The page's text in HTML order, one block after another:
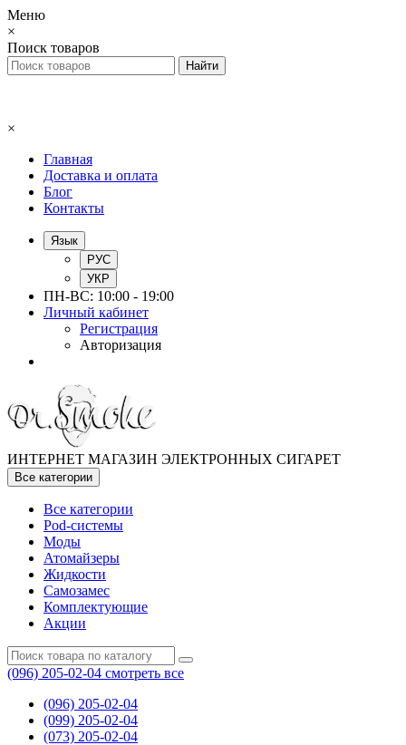
Меню
×
Поиск товаров
×
Главная
Доставка и оплата
Блог
Контакты
Язык
РУС
УКР
ПН-ВС: 10:00 - 19:00
Личный кабинет
Регистрация
Авторизация
ИНТЕРНЕТ МАГАЗИН ЭЛЕКТРОННЫХ СИГАРЕТ
Все категории
Все категории
Pod-системы
Моды
Атомайзеры
Жидкости
Самозамес
Комплектующие
Акции
(096) 205-02-04 смотреть все
(096) 205-02-04
(099) 205-02-04
(073) 205-02-04